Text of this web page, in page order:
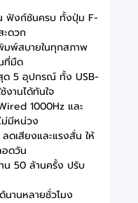
ฟังก์ชันครบ ทั้งปุ่ม F-
ดวก
มพ์สบายในทุกสภาพ
ที่มืด
ด 5 อุปกรณ์ ทั้ง USB-
งานได้ทันใจ
1000Hz และ
มีหน่วง
ดเสียงและแรงสั่น ให้
ดวัน
น 50 ล้านครั้ง ปรับ
นานหลายชั่วโมง